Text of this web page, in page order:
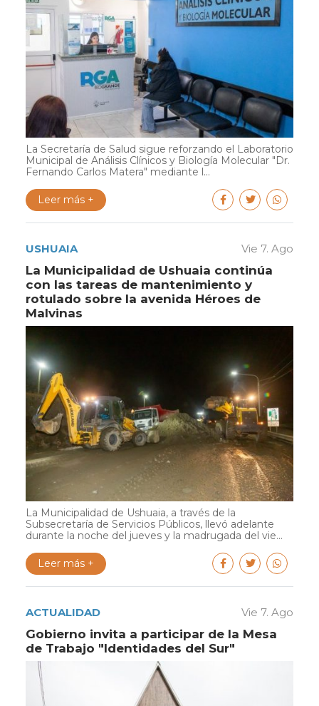
La Secretaría de Salud sigue reforzando el Laboratorio
Municipal de Análisis Clínicos y Biología Molecular "Dr.
Fernando Carlos Matera" mediante l...
Leer más +
USHUAIA Vie 7. Ago
La Municipalidad de Ushuaia continúa
con las tareas de mantenimiento y
rotulado sobre la avenida Héroes de
Malvinas
La Municipalidad de Ushuaia, a través de la
Subsecretaría de Servicios Públicos, llevó adelante
durante la noche del jueves y la madrugada del vie...
Leer más +
ACTUALIDAD Vie 7. Ago
Gobierno invita a participar de la Mesa
de Trabajo "Identidades del Sur"